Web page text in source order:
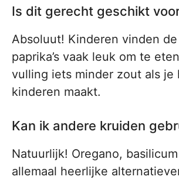
Is dit gerecht geschikt
Absoluut! Kinderen vinden
paprika’s vaak leuk om te
vulling iets minder zout als je
kinderen maakt.
Kan ik andere kruiden
Natuurlijk! Oregano,
allemaal heerlijke